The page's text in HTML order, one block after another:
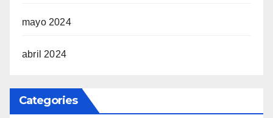
mayo 2024
abril 2024
Categories